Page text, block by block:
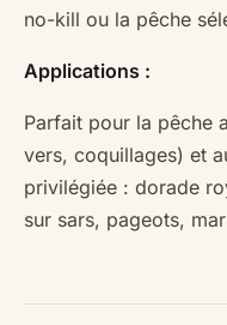
no-kill ou la pêche
Applications :
Parfait pour la pêche
vers, coquillages) et
privilégiée : dorade
sur sars, pageots,